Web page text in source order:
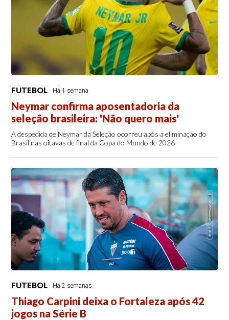
FUTEBOL Há 1 semana
Neymar confirma aposentadoria da
seleção brasileira: 'Não quero mais'
A despedida de Neymar da Seleção ocorreu após a eliminação do
Brasil nas oitavas de final da Copa do Mundo de 2026
FUTEBOL Há 2 semanas
Thiago Carpini deixa o Fortaleza após 42
jogos na Série B